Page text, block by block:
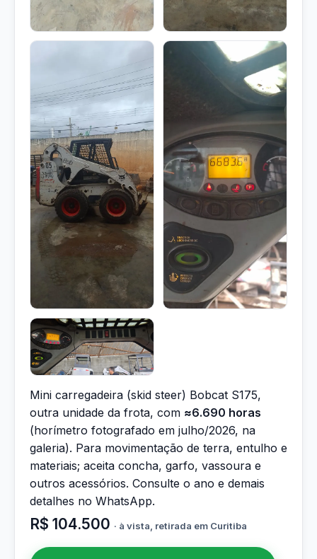
Mini carregadeira (skid steer) Bobcat S175,
outra unidade da frota, com ≈6.690 horas
(horímetro fotografado em julho/2026, na
galeria). Para movimentação de terra, entulho e
materiais; aceita concha, garfo, vassoura e
outros acessórios. Consulte o ano e demais
detalhes no WhatsApp.
R$ 104.500 · à vista, retirada em Curitiba